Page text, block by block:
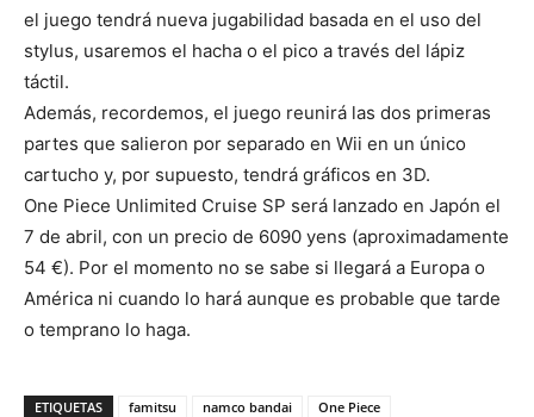
el juego tendrá nueva jugabilidad basada en el uso del
stylus, usaremos el hacha o el pico a través del lápiz
táctil.
Además, recordemos, el juego reunirá las dos primeras
partes que salieron por separado en Wii en un único
cartucho y, por supuesto, tendrá gráficos en 3D.
One Piece Unlimited Cruise SP será lanzado en Japón el
7 de abril, con un precio de 6090 yens (aproximadamente
54 €). Por el momento no se sabe si llegará a Europa o
América ni cuando lo hará aunque es probable que tarde
o temprano lo haga.
ETIQUETAS famitsu namco bandai
One Piece